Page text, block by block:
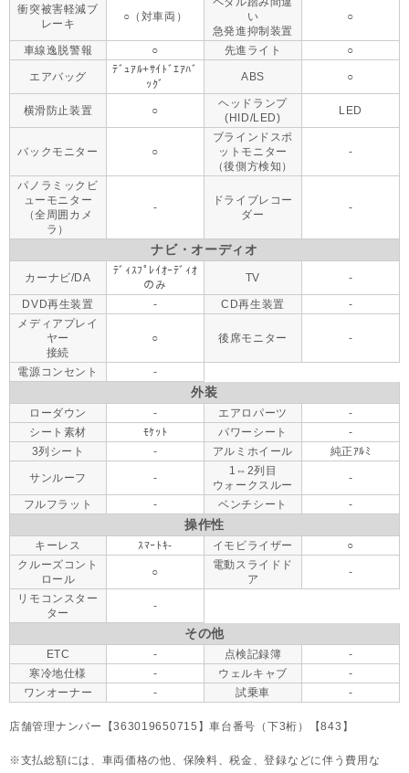
衝突被害軽減ブ
レーキ
○（対車両）
い
急発進抑制装置
○
車線逸脱警報 ○ 先進ライト ○
エアバッグ
ﾃﾞｭｱﾙ+ｻｲﾄﾞｴｱﾊﾞ
ｯｸﾞ
ABS ○
横滑防止装置 ○
ヘッドランプ
(HID/LED)
LED
バックモニター ○
ブラインドスポ
ットモニター
（後側方検知）
-
パノラミックビ
ューモニター
（全周囲カメ
ラ）
-
ドライブレコー
ダー
-
ナビ・オーディオ
カーナビ/DA
ﾃﾞｨｽﾌﾟﾚｲｵｰﾃﾞｨｵ
のみ
TV -
DVD再生装置 - CD再生装置
-
メディアプレイ
ヤー
接続
○ 後席モニター -
電源コンセント -
外装
ローダウン - エアロパーツ
-
シート素材
ﾓｹｯﾄ パワーシート
-
3列シート
- アルミホイール 純正ｱﾙﾐ
サンルーフ -
1⇔2列目
ウォークスルー
-
フルフラット - ベンチシート -
操作性
キーレス ｽﾏｰﾄｷ- イモビライザー
○
クルーズコント
ロール
○
電動スライドド
ア
-
リモコンスター
ター
-
その他
ETC - 点検記録簿
-
寒冷地仕様
- ウェルキャブ
-
ワンオーナー
- 試乗車 -
店舗管理ナンバー【363019650715】車台番号（下3桁）【843】
支払総額には、車両価格の他、保険料、税金、登録などに伴う費用な